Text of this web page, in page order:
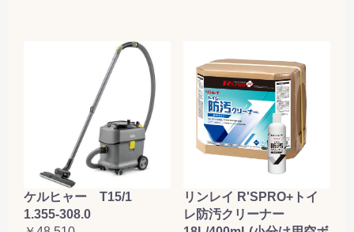
ケルヒャー T15/1
1.355-308.0
リンレイ R'SPRO+トイ
レ防汚クリーナー